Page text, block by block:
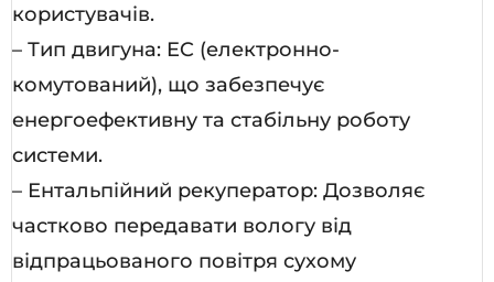
користувачів.
– Тип двигуна: EC (електронно-
комутований), що забезпечує
енергоефективну та стабільну роботу
системи.
– Ентальпійний рекуператор: Дозволяє
частково передавати вологу від
відпрацьованого повітря сухому